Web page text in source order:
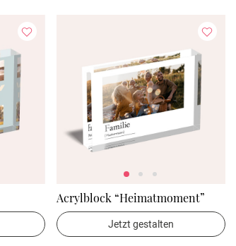
Acrylblock “Heimatmoment”
Jetzt gestalten